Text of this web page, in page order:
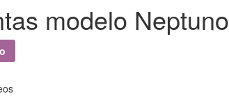
modelo Neptuno